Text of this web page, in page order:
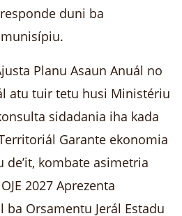
duni ba
Planu Asaun Anuál no
atu tuir tetu husi Ministériu
sidadania iha kada
Garante ekonomia
de’it, kombate asimetria
2027 Aprezenta
Orsamentu Jerál Estadu